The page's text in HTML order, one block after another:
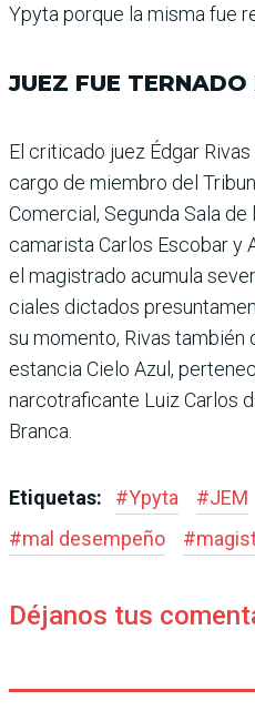
Ypyta porque la misma fue
JUEZ FUE
El criticado juez Édgar
cargo de miembro del
Comercial, Segunda Sala de
camarista Carlos Escobar y
el magistrado acumula
ciales dictados
su momento, Rivas también
estan­cia Cielo Azul,
narcotraficante Luiz Carlos
Branca.
Etiquetas: #Ypyta #JEM
#mal desempeño #
Déjanos tus